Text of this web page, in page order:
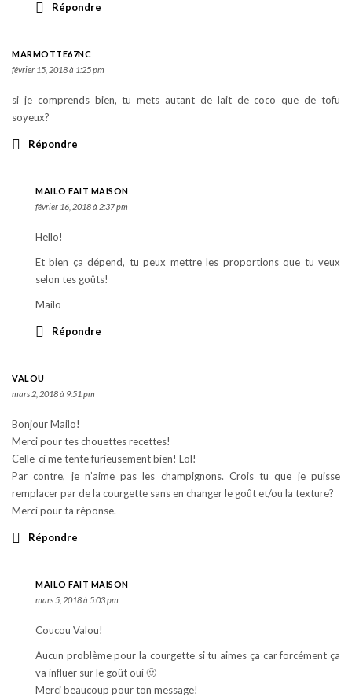
Répondre
MARMOTTE67NC
février 15, 2018 à 1:25 pm
si je comprends bien, tu mets autant de lait de coco que de tofu
soyeux?
Répondre
MAILO FAIT MAISON
février 16, 2018 à 2:37 pm
Hello!
Et bien ça dépend, tu peux mettre les proportions que tu veux
selon tes goûts!
Mailo
Répondre
VALOU
mars 2, 2018 à 9:51 pm
Bonjour Mailo!
Merci pour tes chouettes recettes!
Celle-ci me tente furieusement bien! Lol!
Par contre, je n’aime pas les champignons. Crois tu que je puisse
remplacer par de la courgette sans en changer le goût et/ou la texture?
Merci pour ta réponse.
Répondre
MAILO FAIT MAISON
mars 5, 2018 à 5:03 pm
Coucou Valou!
Aucun problème pour la courgette si tu aimes ça car forcément ça
va influer sur le goût oui 🙂
Merci beaucoup pour ton message!